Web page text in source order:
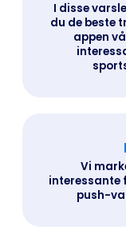
I disse
du de beste
appen
Vi
interessante
push-